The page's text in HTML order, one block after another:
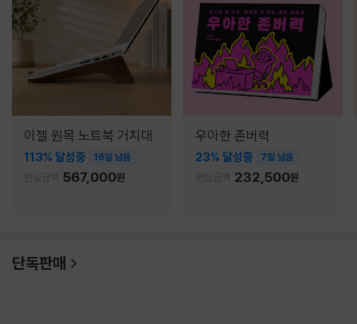
이젤 원목 노트북 거치대
113% 달성중 16일 남음
펀딩금액 567,000원
우아한 존버력
23% 달성중 7일 남음
펀딩금액 232,500원
단독판매